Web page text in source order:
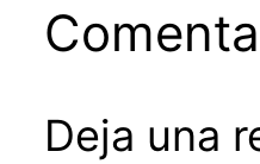
Deja una